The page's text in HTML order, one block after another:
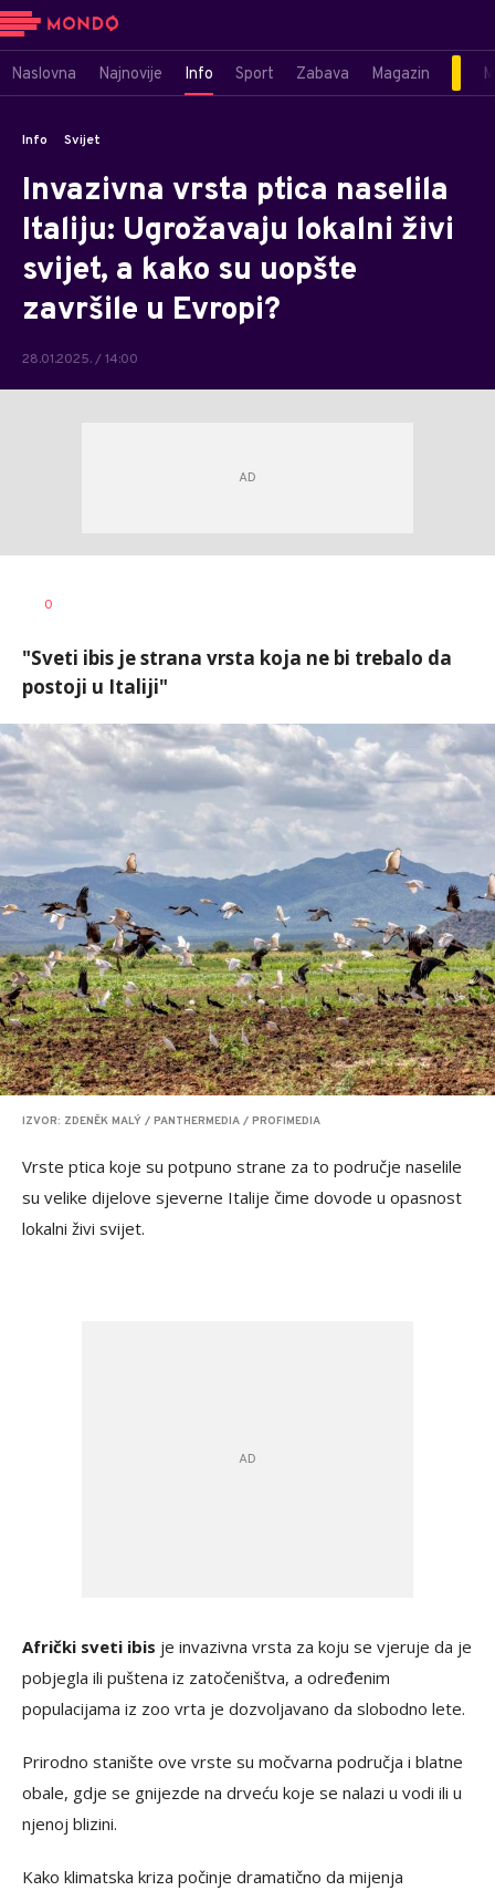
Naslovna Najnovije Info Sport Zabava Magazin
Info Svijet
Invazivna vrsta ptica naselila
Italiju: Ugrožavaju lokalni živi
svijet, a kako su uopšte
završile u Evropi?
28.01.2025. / 14:00
0
"Sveti ibis je strana vrsta koja ne bi trebalo da
postoji u Italiji"
IZVOR: ZDENĚK MALÝ / PANTHERMEDIA / PROFIMEDIA
Vrste ptica koje su potpuno strane za to područje naselile
su velike dijelove sjeverne Italije čime dovode u opasnost
lokalni živi svijet.
Afrički sveti ibis je invazivna vrsta za koju se vjeruje da je
pobjegla ili puštena iz zatočeništva, a određenim
populacijama iz zoo vrta je dozvoljavano da slobodno lete.
Prirodno stanište ove vrste su močvarna područja i blatne
obale, gdje se gnijezde na drveću koje se nalazi u vodi ili u
njenoj blizini.
Kako klimatska kriza počinje dramatično da mijenja